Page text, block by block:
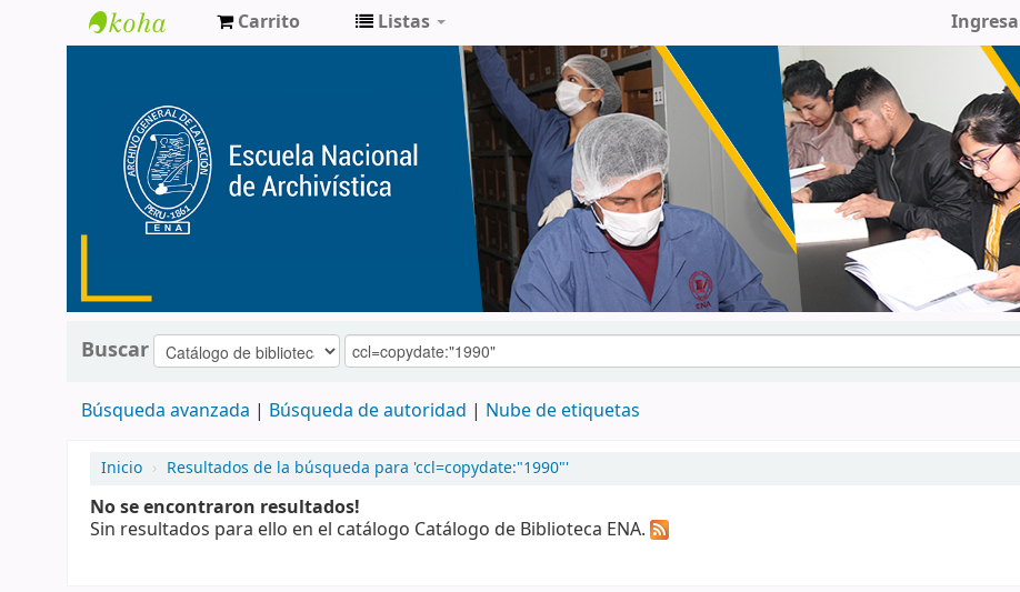
Biblioteca
ENA
Carrito Listas
Buscar
Búsqueda avanzada Búsqueda de autoridad Nube de etiquetas
Inicio › Resultados de la búsqueda para 'ccl=copydate:"1990"'
No se encontraron resultados!
Sin resultados para ello en el catálogo Catálogo de Biblioteca ENA.